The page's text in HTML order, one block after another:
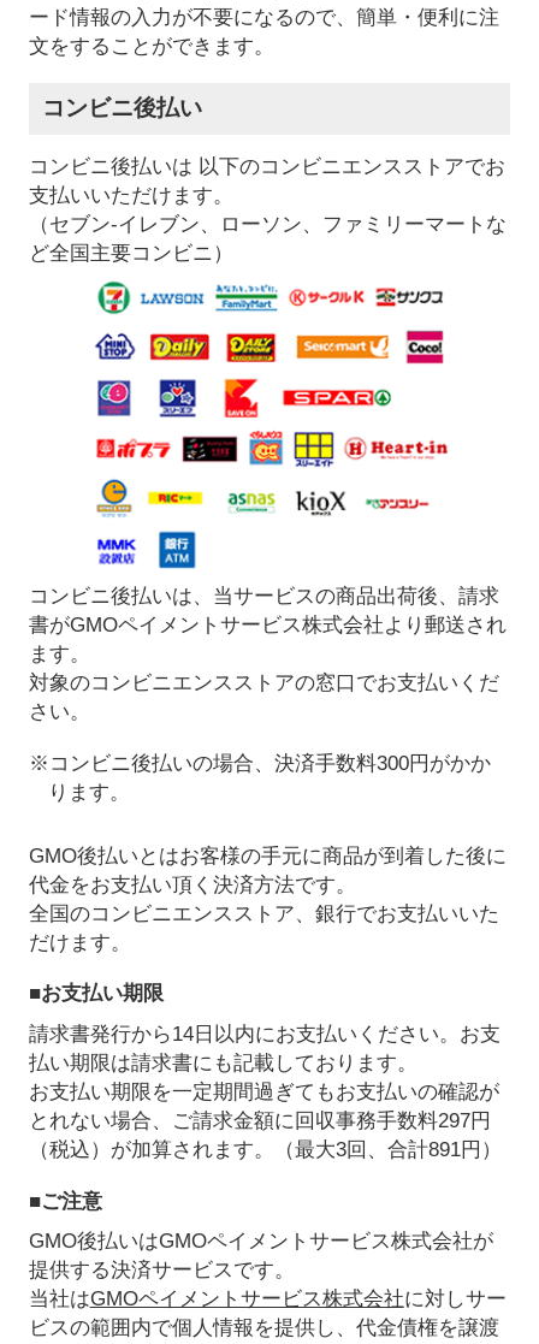
ード情報の入力が不要になるので、簡単・便利に注
文をすることができます。
コンビニ後払い
コンビニ後払いは 以下のコンビニエンスストアでお
支払いいただけます。
（セブン-イレブン、ローソン、ファミリーマートな
ど全国主要コンビニ）
コンビニ後払いは、当サービスの商品出荷後、請求
書がGMOペイメントサービス株式会社より郵送され
ます。
対象のコンビニエンスストアの窓口でお支払いくだ
さい。
※コンビニ後払いの場合、決済手数料300円がかか
ります。
GMO後払いとはお客様の手元に商品が到着した後に
代金をお支払い頂く決済方法です。
全国のコンビニエンスストア、銀行でお支払いいた
だけます。
■お支払い期限
請求書発行から14日以内にお支払いください。お支
払い期限は請求書にも記載しております。
お支払い期限を一定期間過ぎてもお支払いの確認が
とれない場合、ご請求金額に回収事務手数料297円
（税込）が加算されます。（最大3回、合計891円）
■ご注意
GMO後払いはGMOペイメントサービス株式会社が
提供する決済サービスです。
当社はGMOペイメントサービス株式会社に対しサー
ビスの範囲内で個人情報を提供し、代金債権を譲渡